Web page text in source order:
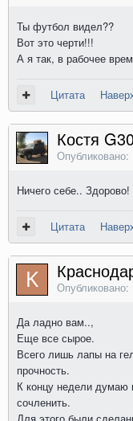
Ты футбол видел??
Вот это черти!!!
А я так, в рабочее
Цитата
Костя
Опубликовано:
Ничего себе.. Здорово!
Цитата
Опубликовано:
Да ладно вам..,
Еще все сырое.
Всего лишь лапы на
прочность.
К концу недели думаю
сочленить.